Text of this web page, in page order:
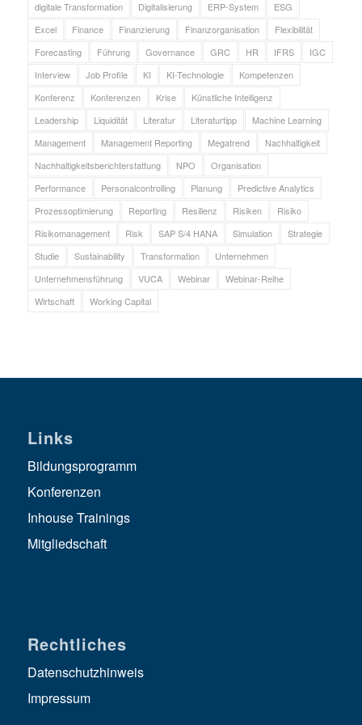
digitale Transformation Digitalisierung ERP-System
ESG
Excel
Finance Finanzierung Finanzorganisation
Flexibilität
Forecasting
Führung Governance GRC HR IFRS
IGC
Interview
Job Profile KI KI-Technologie
Kompetenzen
Konferenz
Konferenzen Krise
Künstliche Intelligenz
Leadership
Liquidität Literatur Literaturtipp
Machine Learning
Management
Management Reporting Megatrend
Nachhaltigkeit
Nachhaltigkeitsberichterstattung
NPO
Organisation
Performance
Personalcontrolling Planung
Predictive Analytics
Prozessoptimierung
Reporting Resilienz Risiken
Risiko
Risikomanagement
Risk SAP S/4 HANA Simulation
Strategie
Studie
Sustainability Transformation
Unternehmen
Unternehmensführung
VUCA Webinar
Webinar-Reihe
Wirtschaft
Working Capital
Links
Bildungsprogramm
Konferenzen
Inhouse Trainings
Mitgliedschaft
Rechtliches
Datenschutzhinweis
Impressum